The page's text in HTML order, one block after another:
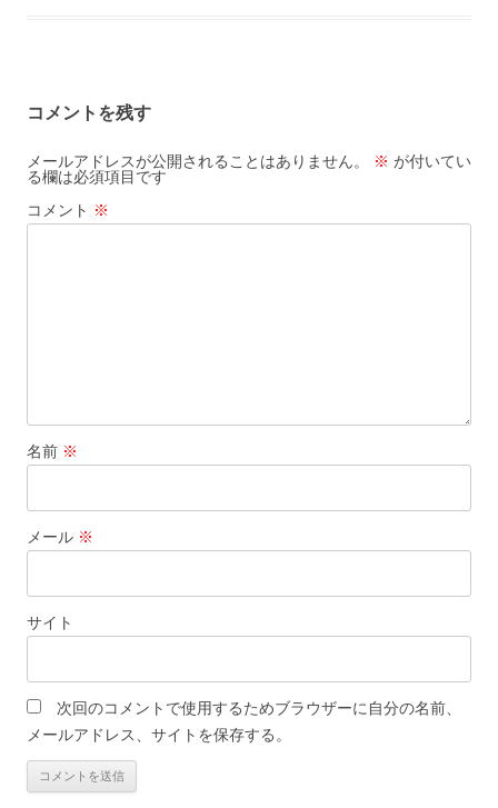
コメントを残す
メールアドレスが公開されることはありません。 ※ が付いてい
る欄は必須項目です
コメント ※
名前 ※
メール ※
サイト
次回のコメントで使用するためブラウザーに自分の名前、
メールアドレス、サイトを保存する。